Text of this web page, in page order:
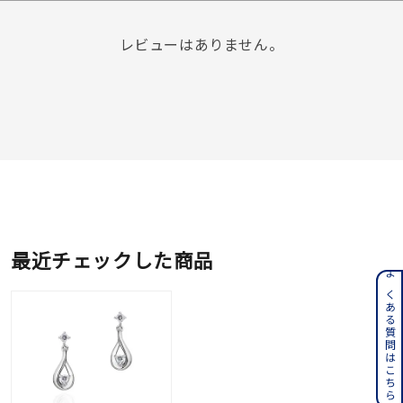
レビューはありません。
最近チェックした商品
よくある質問はこちら